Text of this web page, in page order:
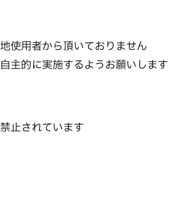
使用者から頂いておりません
主的に実施するようお願いします
止されています